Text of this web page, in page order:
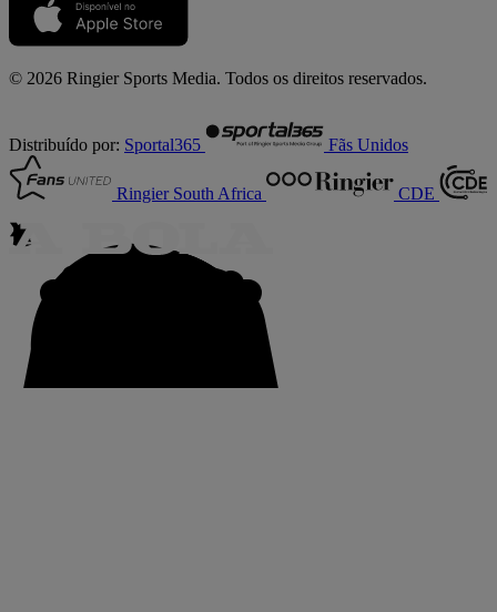
© 2026 Ringier Sports Media. Todos os direitos reservados.
Distribuído por: Sportal365 Fãs Unidos
Ringier South Africa CDE